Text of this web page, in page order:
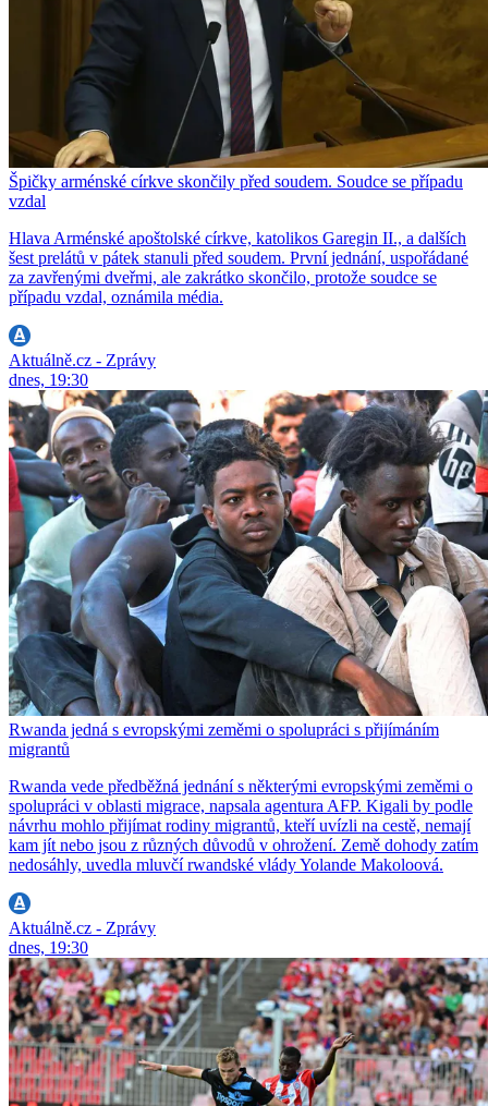
Špičky arménské církve skončily před soudem. Soudce se případu
vzdal
Hlava Arménské apoštolské církve, katolikos Garegin II., a dalších
šest prelátů v pátek stanuli před soudem. První jednání, uspořádané
za zavřenými dveřmi, ale zakrátko skončilo, protože soudce se
případu vzdal, oznámila média.
Aktuálně.cz - Zprávy
dnes, 19:30
Rwanda jedná s evropskými zeměmi o spolupráci s přijímáním
migrantů
Rwanda vede předběžná jednání s některými evropskými zeměmi o
spolupráci v oblasti migrace, napsala agentura AFP. Kigali by podle
návrhu mohlo přijímat rodiny migrantů, kteří uvízli na cestě, nemají
kam jít nebo jsou z různých důvodů v ohrožení. Země dohody zatím
nedosáhly, uvedla mluvčí rwandské vlády Yolande Makoloová.
Aktuálně.cz - Zprávy
dnes, 19:30